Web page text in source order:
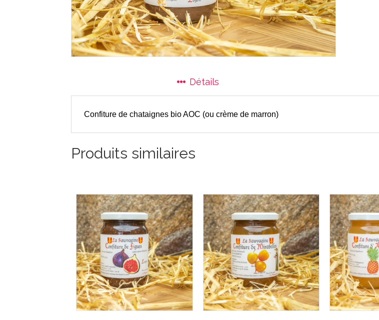
Détails
Confiture de chataignes bio AOC (ou crème de marron)
Produits similaires